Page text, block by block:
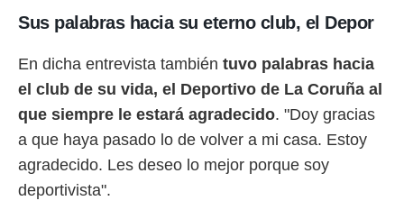
Sus palabras hacia su eterno club, el Depor
En dicha entrevista también tuvo palabras hacia
el club de su vida, el Deportivo de La Coruña al
que siempre le estará agradecido. "Doy gracias
a que haya pasado lo de volver a mi casa. Estoy
agradecido. Les deseo lo mejor porque soy
deportivista".